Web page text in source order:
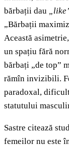
bărbații dau
„Bărbații
Această
un spațiu fără
bărbați „de top”
rămîn invizibili.
paradoxal,
statutului
Sastre citează
femeilor nu este